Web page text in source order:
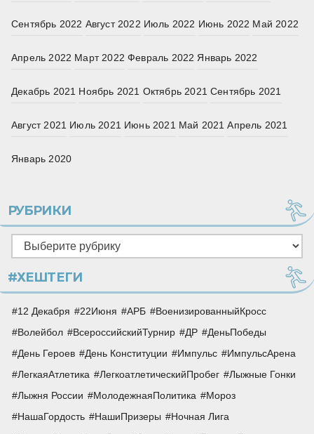
Сентябрь 2022 Август 2022 Июль 2022 Июнь 2022 Май 2022
Апрель 2022 Март 2022 Февраль 2022 Январь 2022
Декабрь 2021 Ноябрь 2021 Октябрь 2021 Сентябрь 2021
Август 2021 Июль 2021 Июнь 2021 Май 2021 Апрель 2021
Январь 2020
РУБРИКИ
Рубрики
#ХЕШТЕГИ
12 Декабря 22Июня АРБ
ВоенизированныйКросс
Волейбол
ВсероссийскийТурнир ДР
ДеньПобеды
День Героев
День Конституции Импульс
ИмпульсАрена
ЛегкаяАтлетика
ЛегкоатлетическийПробег
Лыжные Гонки
Лыжня России
МолодежнаяПолитика
Мороз
НашаГордость
НашиПризеры
Ночная Лига